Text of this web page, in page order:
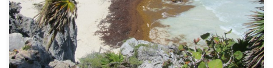
Tulum, Meksiko: onhan se vaikuttavaa, että mayat rakensivat
temppelinsä lähes biitsille. Tälle rauniokierrokselle kannattaa ottaa
uikkarit mukaan!